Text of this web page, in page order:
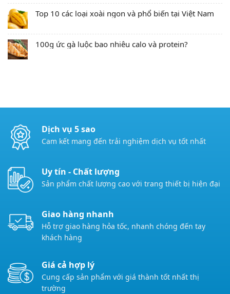
Top 10 các loại xoài ngon và phổ biến tại Việt Nam
100g ức gà luộc bao nhiêu calo và protein?
Dịch vụ 5 sao
Cam kết mang đến trải nghiệm dịch vụ tốt nhất
Uy tín - Chất lượng
Sản phẩm chất lượng cao với trang thiết bị hiện đại
Giao hàng nhanh
Hỗ trợ giao hàng hỏa tốc, nhanh chóng đến tay
khách hàng
Giá cả hợp lý
Cung cấp sản phẩm với giá thành tốt nhất thị
trường